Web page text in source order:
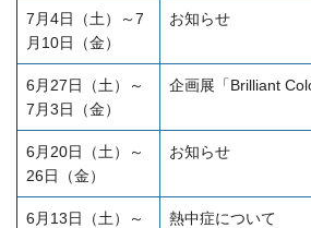
7月4日（土）～7
月10日（金）
お知らせ
6月27日（土）～
7月3日（金）
企画展「Brilliant
6月20日（土）～
26日（金）
お知らせ
6月13日（土）～
熱中症について